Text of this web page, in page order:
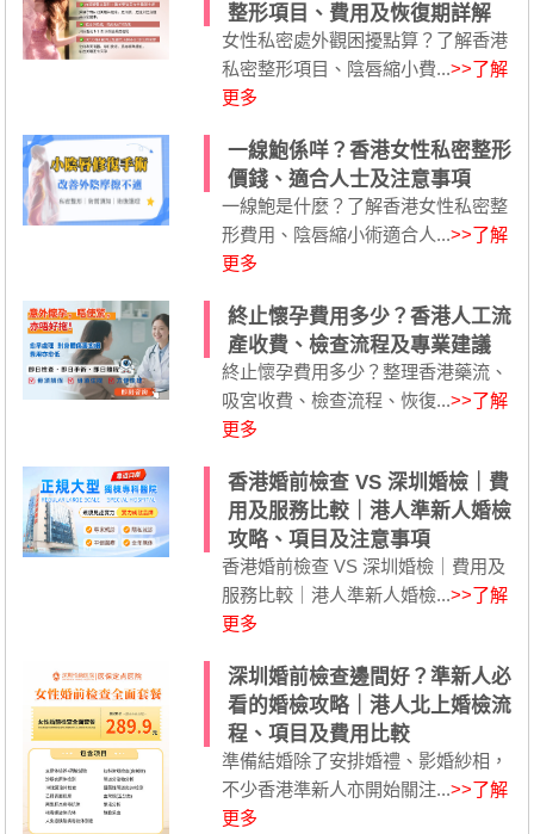
整形項目、費用及恢復期詳解
女性私密處外觀困擾點算？了解香港
私密整形項目、陰唇縮小費...>>了解
更多
一線鮑係咩？香港女性私密整形
價錢、適合人士及注意事項
一線鮑是什麼？了解香港女性私密整
形費用、陰唇縮小術適合人...>>了解
更多
終止懷孕費用多少？香港人工流
產收費、檢查流程及專業建議
終止懷孕費用多少？整理香港藥流、
吸宮收費、檢查流程、恢復...>>了解
更多
香港婚前檢查 VS 深圳婚檢｜費
用及服務比較｜港人準新人婚檢
攻略、項目及注意事項
香港婚前檢查 VS 深圳婚檢｜費用及
服務比較｜港人準新人婚檢...>>了解
更多
深圳婚前檢查邊間好？準新人必
看的婚檢攻略｜港人北上婚檢流
程、項目及費用比較
準備結婚除了安排婚禮、影婚紗相，
不少香港準新人亦開始關注...>>了解
更多